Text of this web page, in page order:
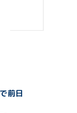
前日